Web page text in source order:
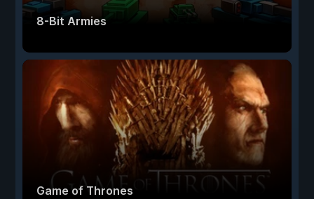
8-Bit Armies
Game of Thrones